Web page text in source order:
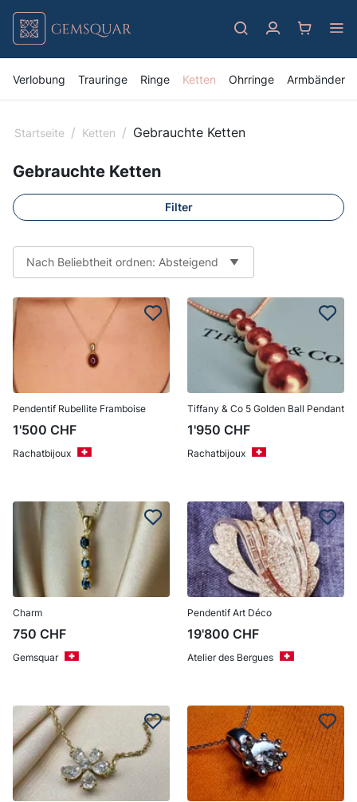
Verlobung Trauringe Ringe Ketten Ohrringe Armbänder
Startseite / Ketten / Gebrauchte Ketten
Gebrauchte Ketten
Filter
Nach Beliebtheit ordnen: Absteigend
Pendentif Rubellite Framboise
1'500 CHF
Rachatbijoux
Tiffany & Co 5 Golden Ball Pendant
1'950 CHF
Rachatbijoux
Charm
750 CHF
Gemsquar
Pendentif Art Déco
19'800 CHF
Atelier des Bergues